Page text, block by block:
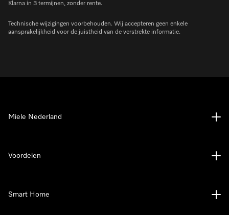
Klarna in 3 termijnen, zonder rente.
Technische wijzigingen voorbehouden. Wij accepteren geen enkele
aansprakelijkheid voor de juistheid van de verstrekte informatie.
Miele Nederland
Voordelen
Smart Home